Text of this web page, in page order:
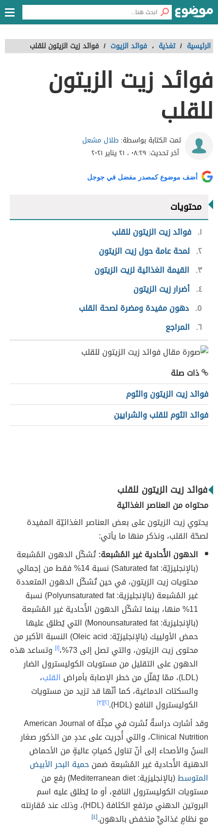
الرئيسية / تغذية ، فوائد الزيوت / فوائد زيت الزيتون للقلب
فوائد زيت الزيتون
للقلب
تمت الكتابة بواسطة: طلال مشعل
آخر تحديث: ٠٨:٢٩ ، ٢١ يناير ٢٠٢١
أضف موضوع كمصدر مفضل في جوجل
محتويات
١ فوائد زيت الزيتون للقلب
٢ لمحة عامة حول زيت الزيتون
٣
القيمة الغذائية لزيت الزيتون
٤ أضرار زيت الزيتون
٥ دهون مفيدة ومضرة لصحة القلب
٦ المراجع
ذات صلة
فوائد زيت الزيتون والثوم
فوائد الثوم للقلب والشرايين
فوائد زيت الزيتون للقلب
محتواه من العناصر الغذائية
يحتوي زيت الزيتون على بعض العناصر الغذائيّة المفيدة
لصحّة القلب، ونذكر منها ما يأتي:
الدهون الأُحادية غير المُشبعة:تُشكّل الدهون المُشبعة
(بالإنجليزيّة: Saturated fat) نسبة 14% فقط من إجمالي
محتويات زيت الزيتون، في حين تُشكّل الدهون المتعددة
غير المُشبعة (بالإنجليزية: Polyunsaturated fat) نسبة
11% منها، بينما تشكّل الدهون الأُحادية غير المُشبعة
(بالإنجليزية: Monounsaturated fat) التي يُطلق عليها
حمض الأولييك (بالإنجليزيّة: Oleic acid) النسبة الأكبر من
محتوى زيت الزيتون، والتي تصل إلى 73%،
[١] وتساعد هذه
الدهون على التقليل من مستويات الكوليسترول الضار
(LDL)، ممّا يُقلّل من خطر الإصابة بأمراض
القلب،
والسكتات الدماغية، كما أنّها قد تزيد من مستويات
الكوليسترول النافع (HDL).
[٢] [٣]
وقد أشارت دراسةٌ نُشرت في مجلّة American Journal of
Clinical Nutrition، والتي أُجريت على عددٍ من الذكور صغار
السنُ والأصحاء إلى أنّ تناول كمياتٍ عاليةٍ من الأحماض
الدهنية الأُحادية غير المُشبعة ضمنحمية البحر الأبيض
المتوسط
(بالإنجليزية: Mediterranean diet) رفع من
مستويات الكوليسترول النافع، أو ما يُطلق عليه اسم
البروتين الدهني مرتفع الكثافة (HDL)، وذلك عند مُقارنته
مع نظامٍ غذائيٍّ منخفض بالدهون.[٤]